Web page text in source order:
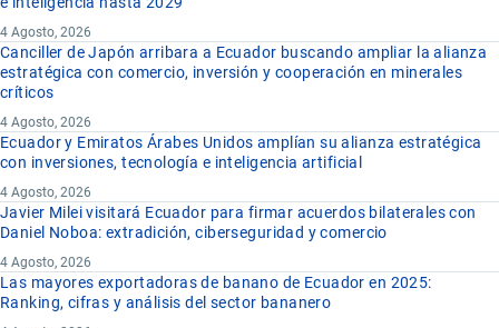
4 Agosto, 2026
Canciller de Japón arribara a Ecuador buscando ampliar la alianza
estratégica con comercio, inversión y cooperación en minerales
críticos
4 Agosto, 2026
Ecuador y Emiratos Árabes Unidos amplían su alianza estratégica
con inversiones, tecnología e inteligencia artificial
4 Agosto, 2026
Javier Milei visitará Ecuador para firmar acuerdos bilaterales con
Daniel Noboa: extradición, ciberseguridad y comercio
4 Agosto, 2026
Las mayores exportadoras de banano de Ecuador en 2025:
Ranking, cifras y análisis del sector bananero